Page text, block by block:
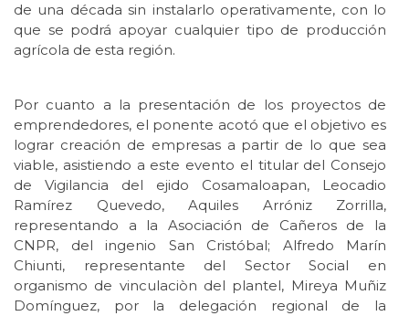
de una década sin instalarlo operativamente, con lo
que se podrá apoyar cualquier tipo de producción
agrícola de esta región.
Por cuanto a la presentación de los proyectos de
emprendedores, el ponente acotó que el objetivo es
lograr creación de empresas a partir de lo que sea
viable, asistiendo a este evento el titular del Consejo
de Vigilancia del ejido Cosamaloapan, Leocadio
Ramírez Quevedo, Aquiles Arróniz Zorrilla,
representando a la Asociación de Cañeros de la
CNPR, del ingenio San Cristóbal; Alfredo Marín
Chiunti, representante del Sector Social en
organismo de vinculaciòn del plantel, Mireya Muñiz
Domínguez, por la delegación regional de la